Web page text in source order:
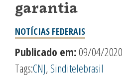
garantia
NOTÍCIAS FEDERAIS
Publicado em:09/04/2020
Tags:CNJ, Sinditelebrasil